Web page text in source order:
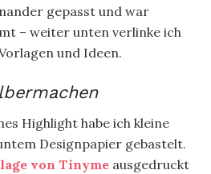
gepasst und war
– weiter unten verlinke ich
und Ideen.
Highlight habe ich kleine
Designpapier gebastelt.
von Tinyme ausgedruckt